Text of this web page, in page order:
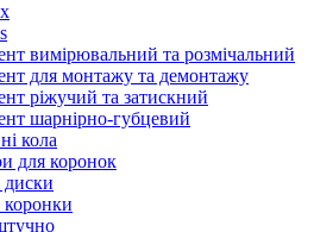
вимірювальний та розмічальний
для монтажу та демонтажу
ріжучий та затискний
шарнірно-губцевий
кола
для коронок
диски
коронки